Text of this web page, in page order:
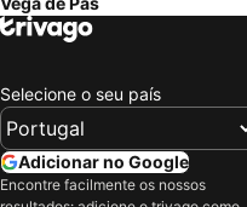
Cabezón de Liébana, Cantábria Hotéis
Cotações, Cantábria Hotéis
Bilbau, País Basco Hotéis
Santander, Cantábria Hotéis
Santillana do Mar, Cantábria Hotéis
Potes, Cantábria Hotéis
Selecione o seu país
Adicionar no Google
Encontre facilmente os nossos